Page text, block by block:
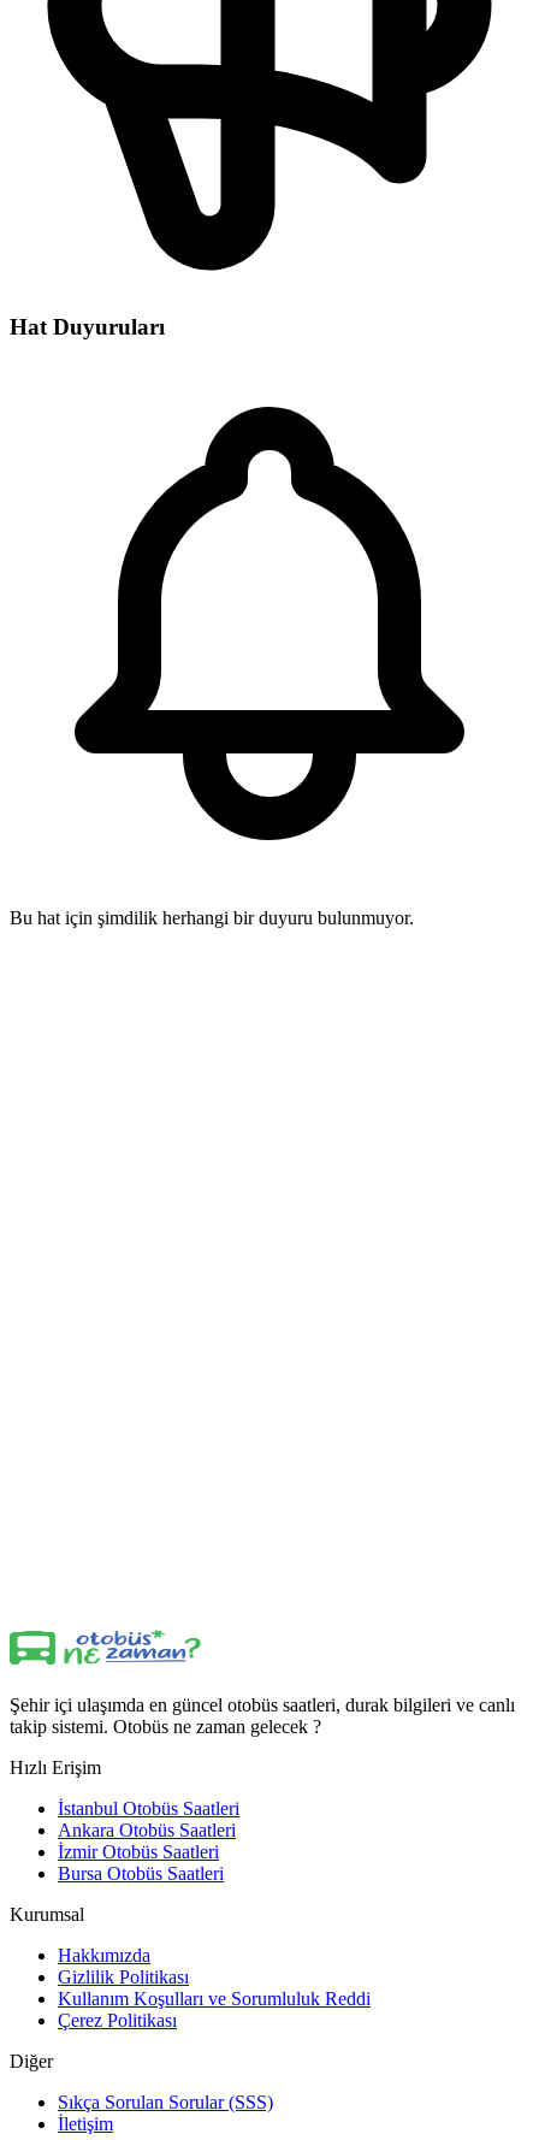
Hat Duyuruları
Bu hat için şimdilik herhangi bir duyuru bulunmuyor.
Şehir içi ulaşımda en güncel otobüs saatleri, durak bilgileri ve canlı
takip sistemi. Otobüs ne zaman gelecek ?
Hızlı Erişim
İstanbul Otobüs Saatleri
Ankara Otobüs Saatleri
İzmir Otobüs Saatleri
Bursa Otobüs Saatleri
Kurumsal
Hakkımızda
Gizlilik Politikası
Kullanım Koşulları ve Sorumluluk Reddi
Çerez Politikası
Diğer
Sıkça Sorulan Sorular (SSS)
İletişim